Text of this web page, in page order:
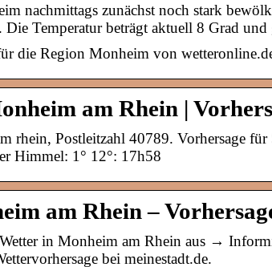
nachmittags zunächst noch stark
Temperatur beträgt aktuell 8 Grad
die Region Monheim von
am Rhein |
rhein, Postleitzahl 40789. Vorhersage
Himmel: 1° 12°: 17h58
am Rhein –
in Monheim am Rhein aus →
bei meinestadt.de.